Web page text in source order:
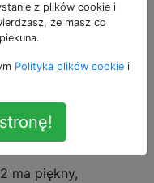
tworzenia gier,
tworzenia
silnika gry są
efekt „patrz za
ma piękny,
z plików cookie i
że masz co
Polityka plików cookie i